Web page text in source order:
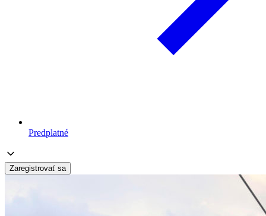
Predplatné
Zaregistrovať sa